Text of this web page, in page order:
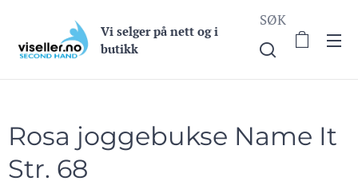
Vi selger på nett og i
butikk
SØK
Rosa joggebukse Name It
Str. 68